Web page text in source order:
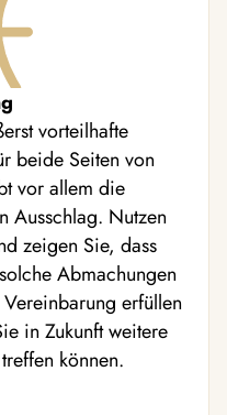
vorteilhafte
beide Seiten von
vor allem die
Ausschlag. Nutzen
zeigen Sie, dass
Abmachungen
erfüllen
in Zukunft weitere
können.